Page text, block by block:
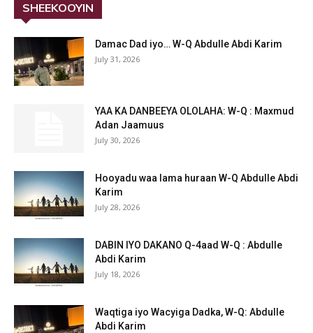
SHEEKOOYIN
Damac Dad iyo… W-Q Abdulle Abdi Karim
July 31, 2026
YAA KA DANBEEYA OLOLAHA: W-Q : Maxmud
Adan Jaamuus
July 30, 2026
Hooyadu waa lama huraan W-Q Abdulle Abdi
Karim
July 28, 2026
DABIN IYO DAKANO Q-4aad W-Q : Abdulle
Abdi Karim
July 18, 2026
Waqtiga iyo Wacyiga Dadka, W-Q: Abdulle
Abdi Karim